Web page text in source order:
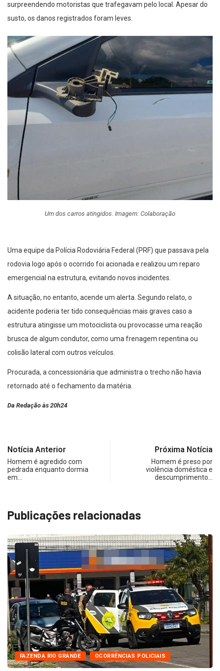
surpreendendo motoristas que trafegavam pelo local. Apesar do
susto, os danos registrados foram leves.
Um dos carros atingidos. Imagem: Colaboração
Uma equipe da Polícia Rodoviária Federal (PRF) que passava pela
rodovia logo após o ocorrido foi acionada e realizou um reparo
emergencial na estrutura, evitando novos incidentes.
A situação, no entanto, acende um alerta. Segundo relato, o
acidente poderia ter tido consequências mais graves caso a
estrutura atingisse um motociclista ou provocasse uma reação
brusca de algum condutor, como uma frenagem repentina ou
colisão lateral com outros veículos.
Procurada, a concessionária que administra o trecho não havia
retornado até o fechamento da matéria.
Da Redação às 20h24
Notícia Anterior
Homem é agredido com
pedrada enquanto dormia
em…
Próxima Notícia
Homem é preso por
violência doméstica e
descumprimento…
Publicações relacionadas
FAZENDA RIO GRANDE OCORRÊNCIAS POLICIAIS